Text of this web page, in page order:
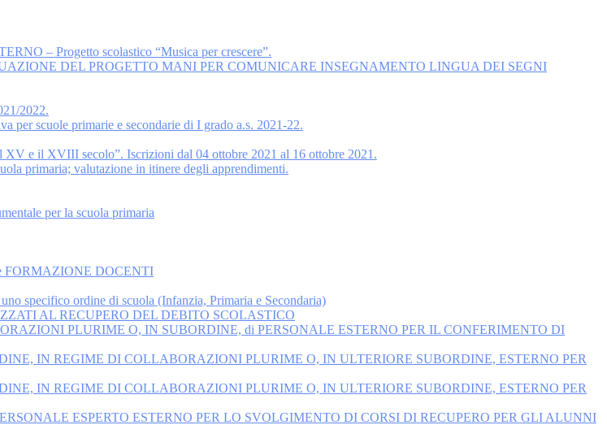
– Progetto scolastico “Musica per crescere”.
DEL PROGETTO MANI PER COMUNICARE INSEGNAMENTO LINGUA DEI SEGNI
2022.
per scuole primarie e secondarie di I grado a.s. 2021-22.
e il XVIII secolo”. Iscrizioni dal 04 ottobre 2021 al 16 ottobre 2021.
primaria; valutazione in itinere degli apprendimenti.
per la scuola primaria
FORMAZIONE DOCENTI
specifico ordine di scuola (Infanzia, Primaria e Secondaria)
AL RECUPERO DEL DEBITO SCOLASTICO
PLURIME O, IN SUBORDINE, di PERSONALE ESTERNO PER IL CONFERIMENTO DI
IN REGIME DI COLLABORAZIONI PLURIME O, IN ULTERIORE SUBORDINE, ESTERNO PER
IN REGIME DI COLLABORAZIONI PLURIME O, IN ULTERIORE SUBORDINE, ESTERNO PER
ESPERTO ESTERNO PER LO SVOLGIMENTO DI CORSI DI RECUPERO PER GLI ALUNNI